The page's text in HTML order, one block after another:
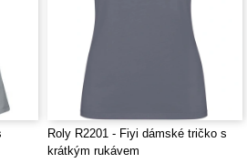
Roly R2201 - Fiyi dámské tričko s
krátkým rukávem